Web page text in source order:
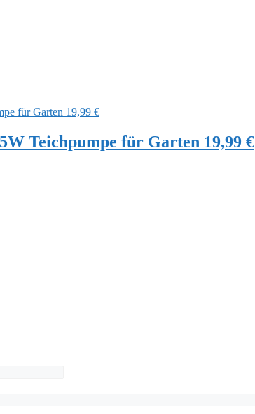
Teichpumpe für Garten 19,99 €